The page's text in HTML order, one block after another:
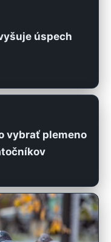
úspech
vybrať plemeno